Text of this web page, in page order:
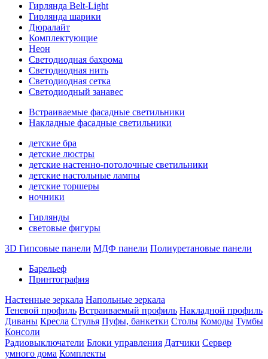
Гирлянда Belt-Light
Гирлянда шарики
Дюралайт
Комплектующие
Неон
Светодиодная бахрома
Светодиодная нить
Светодиодная сетка
Светодиодный занавес
Встраиваемые фасадные светильники
Накладные фасадные светильники
детские бра
детские люстры
детские настенно-потолочные светильники
детские настольные лампы
детские торшеры
ночники
Гирлянды
световые фигуры
3D Гипсовые панели МДФ панели Полиуретановые панели
Барельеф
Принтография
Настенные зеркала Напольные зеркала
Теневой профиль Встраиваемый профиль Накладной профиль
Диваны Кресла Стулья Пуфы, банкетки Столы Комоды Тумбы
Консоли
Радиовыключатели Блоки управления Датчики Сервер
умного дома Комплекты